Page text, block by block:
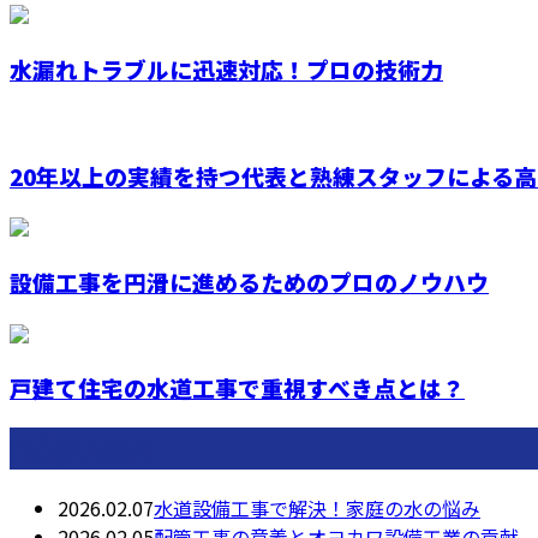
水漏れトラブルに迅速対応！プロの技術力
20年以上の実績を持つ代表と熟練スタッフによる
設備工事を円滑に進めるためのプロのノウハウ
戸建て住宅の水道工事で重視すべき点とは？
2026.02.07水道設備工事で解決！家庭の水の悩み